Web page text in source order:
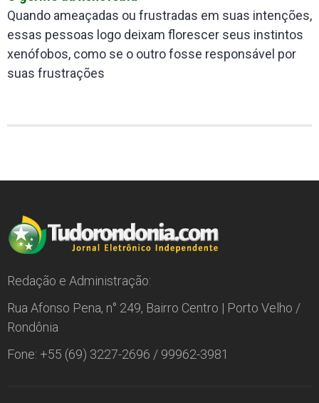
Quando ameaçadas ou frustradas em suas intenções,
essas pessoas logo deixam florescer seus instintos
xenófobos, como se o outro fosse responsável por
suas frustrações
Redação e Administração:
Rua Afonso Pena, n° 249, Bairro Centro | Porto Velho /
Rondônia
Fone: +55 (69) 3227-2696 / 99962-3981